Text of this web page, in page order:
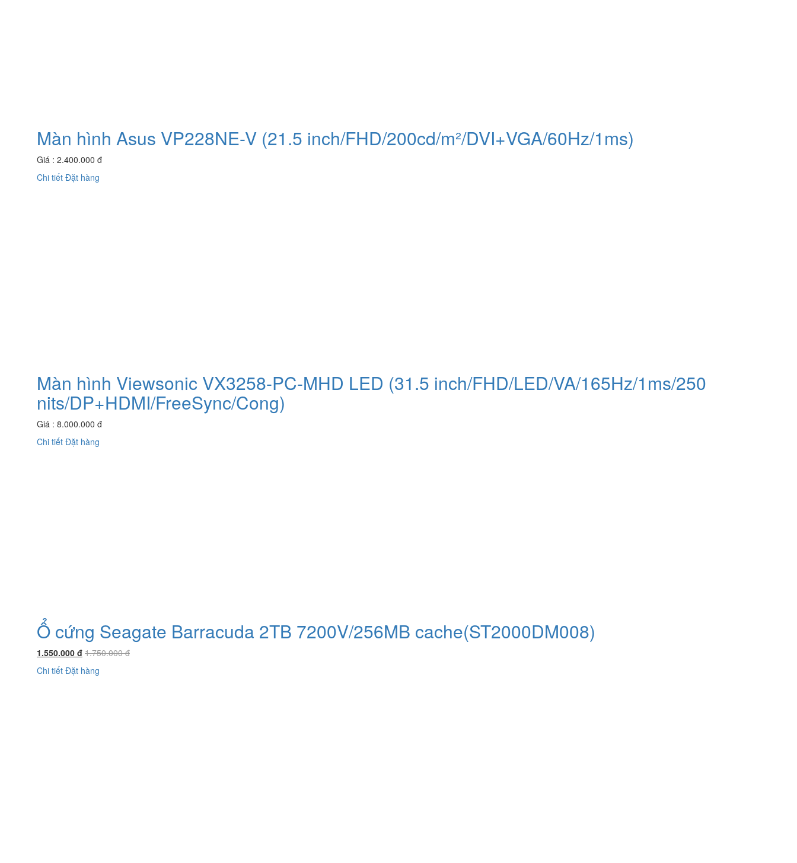
Màn hình Asus VP228NE-V (21.5 inch/FHD/200cd/m²/DVI+VGA/60Hz/1ms)
Giá : 2.400.000 đ
Chi tiết Đặt hàng
Màn hình Viewsonic VX3258-PC-MHD LED (31.5 inch/FHD/LED/VA/165Hz/1ms/250
nits/DP+HDMI/FreeSync/Cong)
Giá : 8.000.000 đ
Chi tiết Đặt hàng
Ổ cứng Seagate Barracuda 2TB 7200V/256MB cache(ST2000DM008)
1.550.000 đ 1.750.000 đ
Chi tiết Đặt hàng